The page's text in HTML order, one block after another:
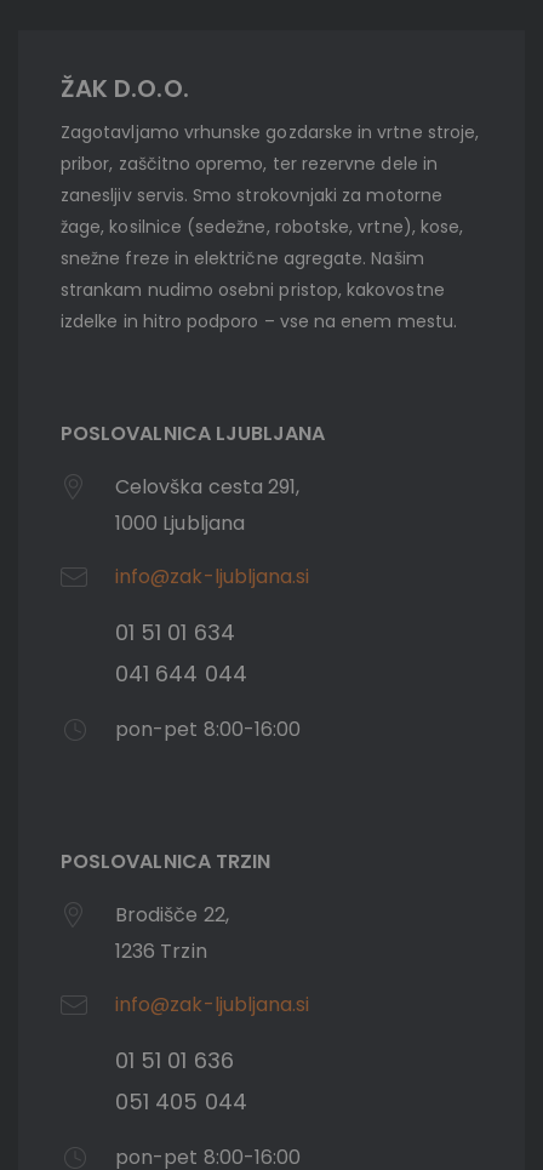
ŽAK D.O.O.
Zagotavljamo vrhunske gozdarske in vrtne stroje,
pribor, zaščitno opremo, ter rezervne dele in
zanesljiv servis. Smo strokovnjaki za motorne
žage, kosilnice (sedežne, robotske, vrtne), kose,
snežne freze in električne agregate. Našim
strankam nudimo osebni pristop, kakovostne
izdelke in hitro podporo – vse na enem mestu.
POSLOVALNICA LJUBLJANA
Celovška cesta 291,
1000 Ljubljana
info@zak-ljubljana.si
01 51 01 634
041 644 044
pon-pet 8:00-16:00
POSLOVALNICA TRZIN
Brodišče 22,
1236 Trzin
info@zak-ljubljana.si
01 51 01 636
051 405 044
pon-pet 8:00-16:00